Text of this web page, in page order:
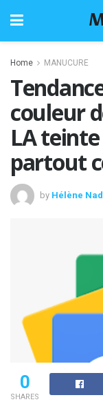
Home MANUCURE
couleur
LA
partout
by Hélène
0
SHARES